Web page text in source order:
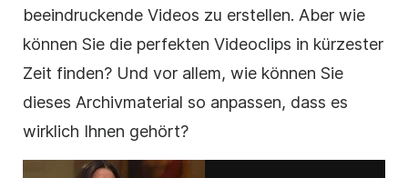
beeindruckende Videos zu erstellen. Aber wie
können Sie die perfekten Videoclips in kürzester
Zeit finden? Und vor allem, wie können Sie
dieses Archivmaterial so anpassen, dass es
wirklich Ihnen gehört?